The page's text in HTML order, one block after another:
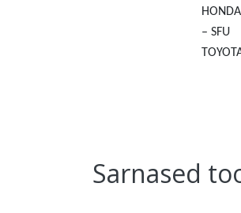
– SFU
Sarnased